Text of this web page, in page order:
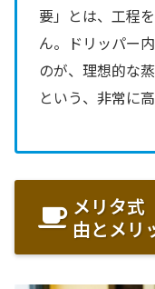
要」とは、工程
ん。ドリッパー
のが、理想的な
という、非常に
メリタ式
由とメリ